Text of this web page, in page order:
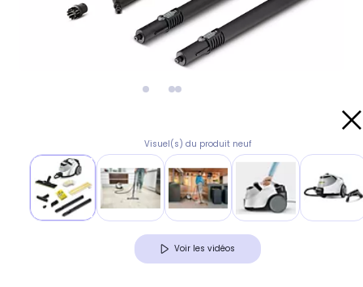
Visuel(s) du produit neuf
Voir les vidéos